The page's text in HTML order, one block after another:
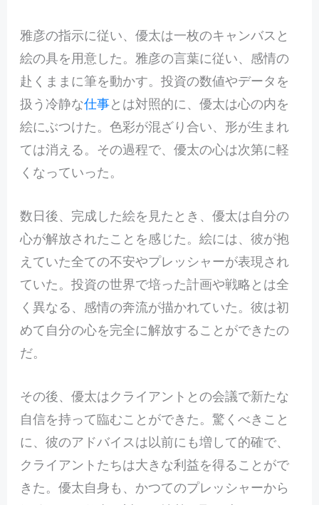
雅彦の指示に従い、優太は一枚のキャンバスと
絵の具を用意した。雅彦の言葉に従い、感情の
赴くままに筆を動かす。投資の数値やデータを
扱う冷静な仕事とは対照的に、優太は心の内を
絵にぶつけた。色彩が混ざり合い、形が生まれ
ては消える。その過程で、優太の心は次第に軽
くなっていった。
数日後、完成した絵を見たとき、優太は自分の
心が解放されたことを感じた。絵には、彼が抱
えていた全ての不安やプレッシャーが表現され
ていた。投資の世界で培った計画や戦略とは全
く異なる、感情の奔流が描かれていた。彼は初
めて自分の心を完全に解放することができたの
だ。
その後、優太はクライアントとの会議で新たな
自信を持って臨むことができた。驚くべきこと
に、彼のアドバイスは以前にも増して的確で、
クライアントたちは大きな利益を得ることがで
きた。優太自身も、かつてのプレッシャーから